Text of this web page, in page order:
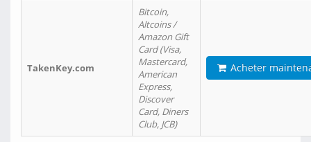
TakenKey.com
Bitcoin,
Altcoins /
Amazon Gift
Card (Visa,
Mastercard,
American
Express,
Discover
Card, Diners
Club, JCB)
Acheter